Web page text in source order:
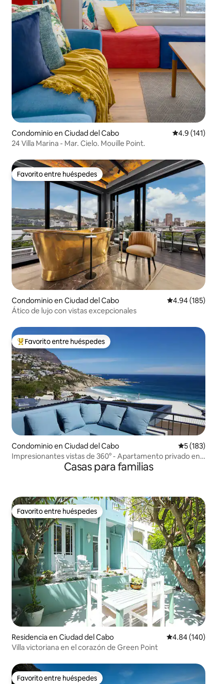
Condominio en Ciudad del Cabo Calificación
4.9 (141)
24 Villa Marina - Mar. Cielo. Mouille Point.
Favorito entre huéspedes
Favorito entre huéspedes
Condominio en Ciudad del Cabo Calificación
4.94 (185)
Ático de lujo con vistas excepcionales
De los mejores en Favorito entre huéspedes
Favorito entre huéspedes
Condominio en Ciudad del Cabo
5 (183)
Impresionantes vistas de 360° - Apartamento privado en
Casas para familias
Favorito entre huéspedes
Favorito entre huéspedes
Residencia en Ciudad del Cabo Calificación
4.84 (140)
Villa victoriana en el corazón de Green Point
Favorito entre huéspedes